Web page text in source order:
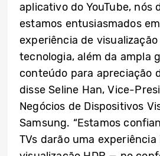
aplicativo do YouTube, nós
estamos entusiasmados
experiência de visualização
tecnologia, além da ampla
conteúdo para apreciação
disse Seline Han, Vice-
Negócios de Dispositivos
Samsung. “Estamos
TVs darão uma